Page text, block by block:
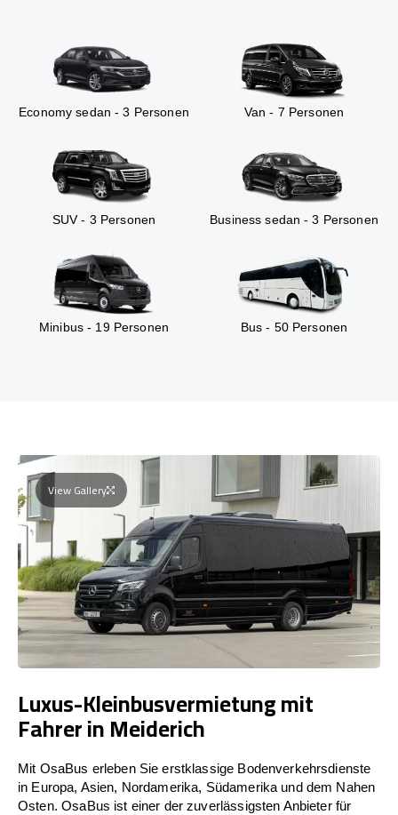
Economy sedan - 3 Personen Van - 7 Personen
SUV - 3 Personen Business sedan - 3 Personen
Minibus - 19 Personen Bus - 50 Personen
View Gallery
Luxus-Kleinbusvermietung mit
Fahrer in Meiderich
Mit OsaBus erleben Sie erstklassige Bodenverkehrsdienste
in Europa, Asien, Nordamerika, Südamerika und dem Nahen
Osten. OsaBus ist einer der zuverlässigsten Anbieter für